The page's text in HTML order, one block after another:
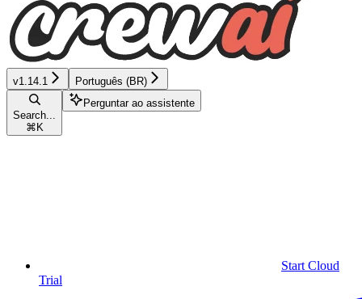
v1.14.1 Português (BR)
Search...
⌘ K
Perguntar ao assistente
Start Cloud
Trial